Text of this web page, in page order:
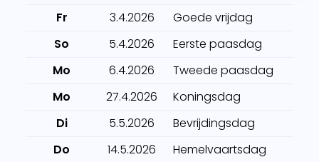
Fr
3.4.2026
Goede vrijdag
So
5.4.2026
Eerste paasdag
Mo
6.4.2026
Tweede paasdag
Mo
27.4.2026
Koningsdag
Di
5.5.2026
Bevrijdingsdag
Do
14.5.2026
Hemelvaartsdag